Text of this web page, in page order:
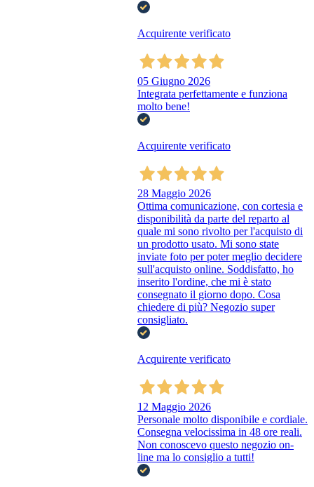
Acquirente verificato
05 Giugno 2026
Integrata perfettamente e funziona
molto bene!
Acquirente verificato
28 Maggio 2026
Ottima comunicazione, con cortesia e
disponibilità da parte del reparto al
quale mi sono rivolto per l'acquisto di
un prodotto usato. Mi sono state
inviate foto per poter meglio decidere
sull'acquisto online. Soddisfatto, ho
inserito l'ordine, che mi è stato
consegnato il giorno dopo. Cosa
chiedere di più? Negozio super
consigliato.
Acquirente verificato
12 Maggio 2026
Personale molto disponibile e cordiale.
Consegna velocissima in 48 ore reali.
Non conoscevo questo negozio on-
line ma lo consiglio a tutti!